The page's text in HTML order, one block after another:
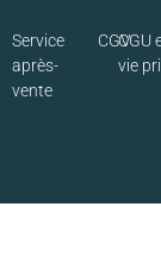
Service
après-
vente
CGVCGU
vie